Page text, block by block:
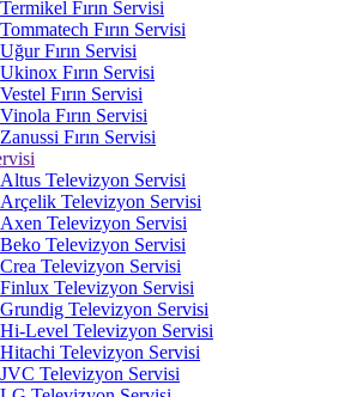
Termikel Fırın Servisi
Tommatech Fırın Servisi
Uğur Fırın Servisi
Ukinox Fırın Servisi
Vestel Fırın Servisi
Vinola Fırın Servisi
Zanussi Fırın Servisi
Altus Televizyon Servisi
Arçelik Televizyon Servisi
Axen Televizyon Servisi
Beko Televizyon Servisi
Crea Televizyon Servisi
Finlux Televizyon Servisi
Grundig Televizyon Servisi
Hi-Level Televizyon Servisi
Hitachi Televizyon Servisi
JVC Televizyon Servisi